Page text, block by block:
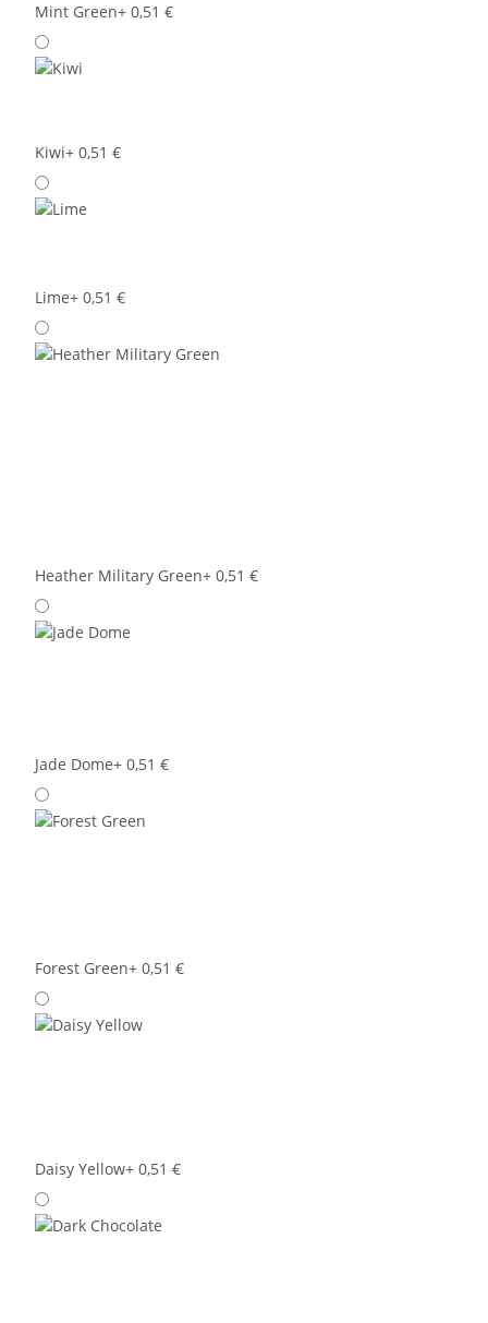
Mint Green+ 0,51 €
Kiwi+ 0,51 €
Lime+ 0,51 €
Heather Military Green+ 0,51 €
Jade Dome+ 0,51 €
Forest Green+ 0,51 €
Daisy Yellow+ 0,51 €